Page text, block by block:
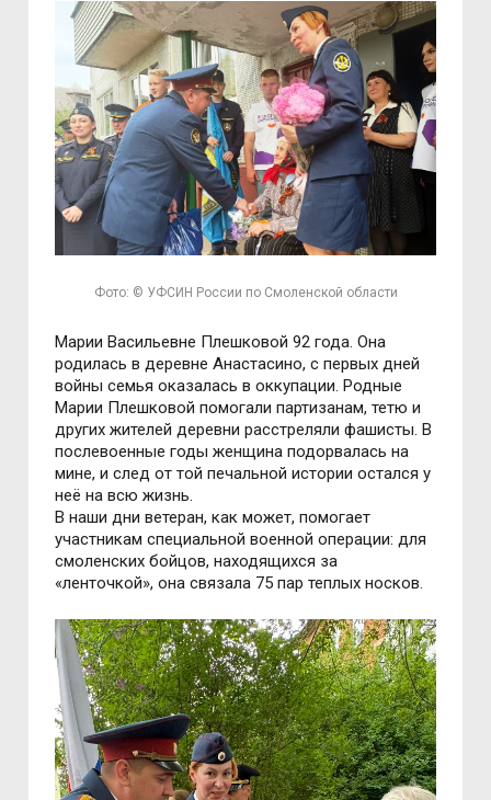
Фото: © УФСИН России по Смоленской области
Марии Васильевне Плешковой 92 года. Она
родилась в деревне Анастасино, с первых дней
войны семья оказалась в оккупации. Родные
Марии Плешковой помогали партизанам, тетю и
других жителей деревни расстреляли фашисты. В
послевоенные годы женщина подорвалась на
мине, и след от той печальной истории остался у
неё на всю жизнь.
В наши дни ветеран, как может, помогает
участникам специальной военной операции: для
смоленских бойцов, находящихся за
«ленточкой», она связала 75 пар теплых носков.